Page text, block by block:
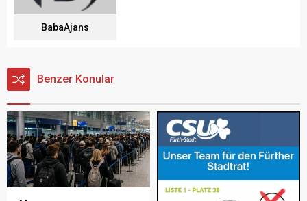
BabaAjans
Benzer Konular